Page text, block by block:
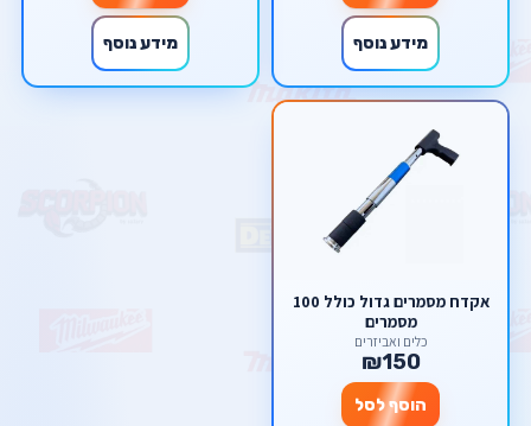
מידע נוסף מידע נוסף
אקדח מסמרים גדול כולל 100
מסמרים
כלים ואביזרים
₪150
הוסף לסל